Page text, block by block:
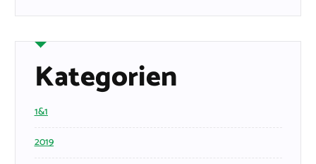
Kategorien
1&1
2019